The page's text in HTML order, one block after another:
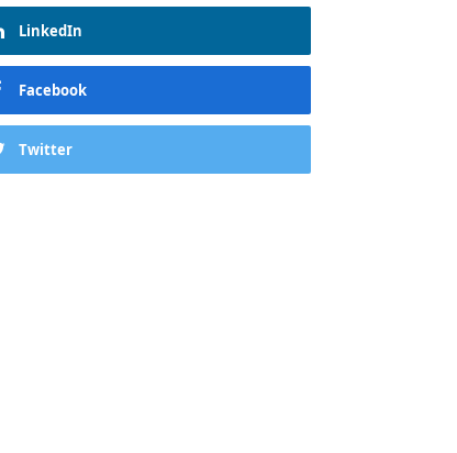
LinkedIn
Facebook
Twitter